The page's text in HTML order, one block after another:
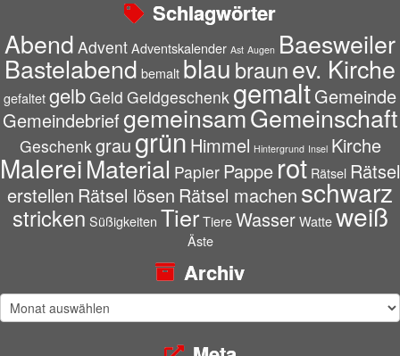
Schlagwörter
Abend AdventAdventskalender Ast Augen Baesweiler
Bastelabend bemalt blau braunev. Kirche
gefaltetgelbGeld Geldgeschenk gemaltGemeinde
GemeindebriefgemeinsamGemeinschaft
Geschenkgraugrün Himmel Hintergrund Insel Kirche
MalereiMaterial Papier Pappe rot Rätsel Rätsel
erstellen Rätsel lösen Rätsel machen schwarz
stricken Süßigkeiten Tier Tiere Wasser Watte weiß
Äste
Archiv
Archiv